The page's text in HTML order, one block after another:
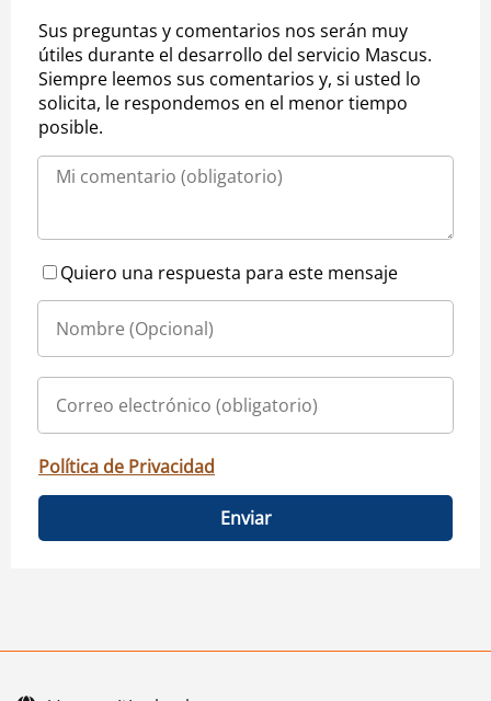
Sus preguntas y comentarios nos serán muy
útiles durante el desarrollo del servicio Mascus.
Siempre leemos sus comentarios y, si usted lo
solicita, le respondemos en el menor tiempo
posible.
Quiero una respuesta para este mensaje
Política de Privacidad
Enviar